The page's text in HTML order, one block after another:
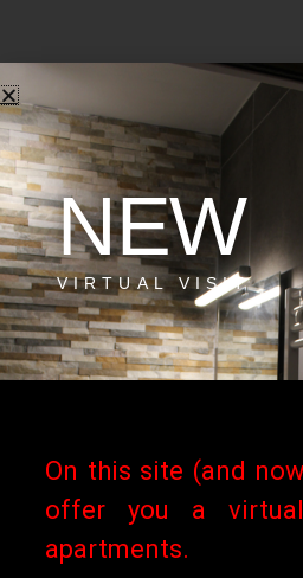
Les
définies ne
aux réservations
sur ce site.
Pour
… voir les
sur ces sites.
Toute annulation
1 mois (30
début du séjour
NEW
VIRTUAL VISIT
On this site (and
offer you a
apartments.